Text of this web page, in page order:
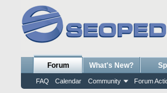
Forum
FAQ Calendar Community Forum
What's New?